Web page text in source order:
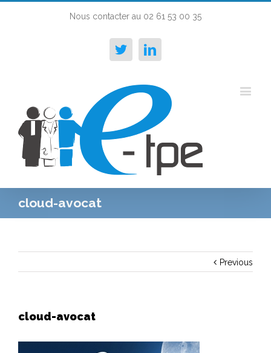
Nous contacter au 02 61 53 00 35
TwitterLinkedin
cloud-avocat
Previous
cloud-avocat